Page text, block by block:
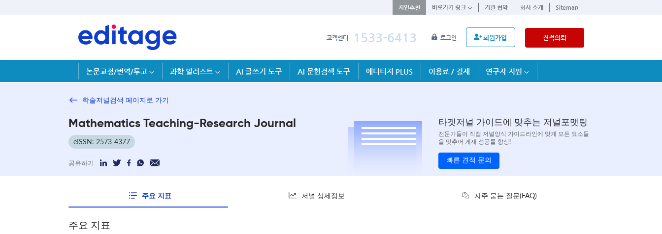
지인추천 바로가기 링크 기관 협약 회사 소개 Sitemap
고객센터 1533-6413 로그인 회원가입 견적의뢰
논문교정/번역/투고 과학 일러스트 AI 글쓰기 도구 AI 문헌검색 도구 에디티지 PLUS 이용료 / 결제 연구자 지원
학술저널검색 페이지로 가기
Mathematics Teaching-Research Journal
eISSN: 2573-4377
공유하기
타겟저널 가이드에 맞추는 저널포맷팅
전문가들이 직접 저널양식 가이드라인에 맞게 모든 요소들
을 맞추어 게재 성공률 향상!
빠른 견적 문의
주요 지표 저널 상세정보 자주 묻는 질문(FAQ)
주요 지표